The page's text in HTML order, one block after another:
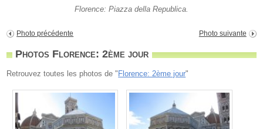
Florence: Piazza della Republica.
Photo précédente Photo suivante
Photos Florence: 2ème jour
Retrouvez toutes les photos de " Florence: 2ème jour"